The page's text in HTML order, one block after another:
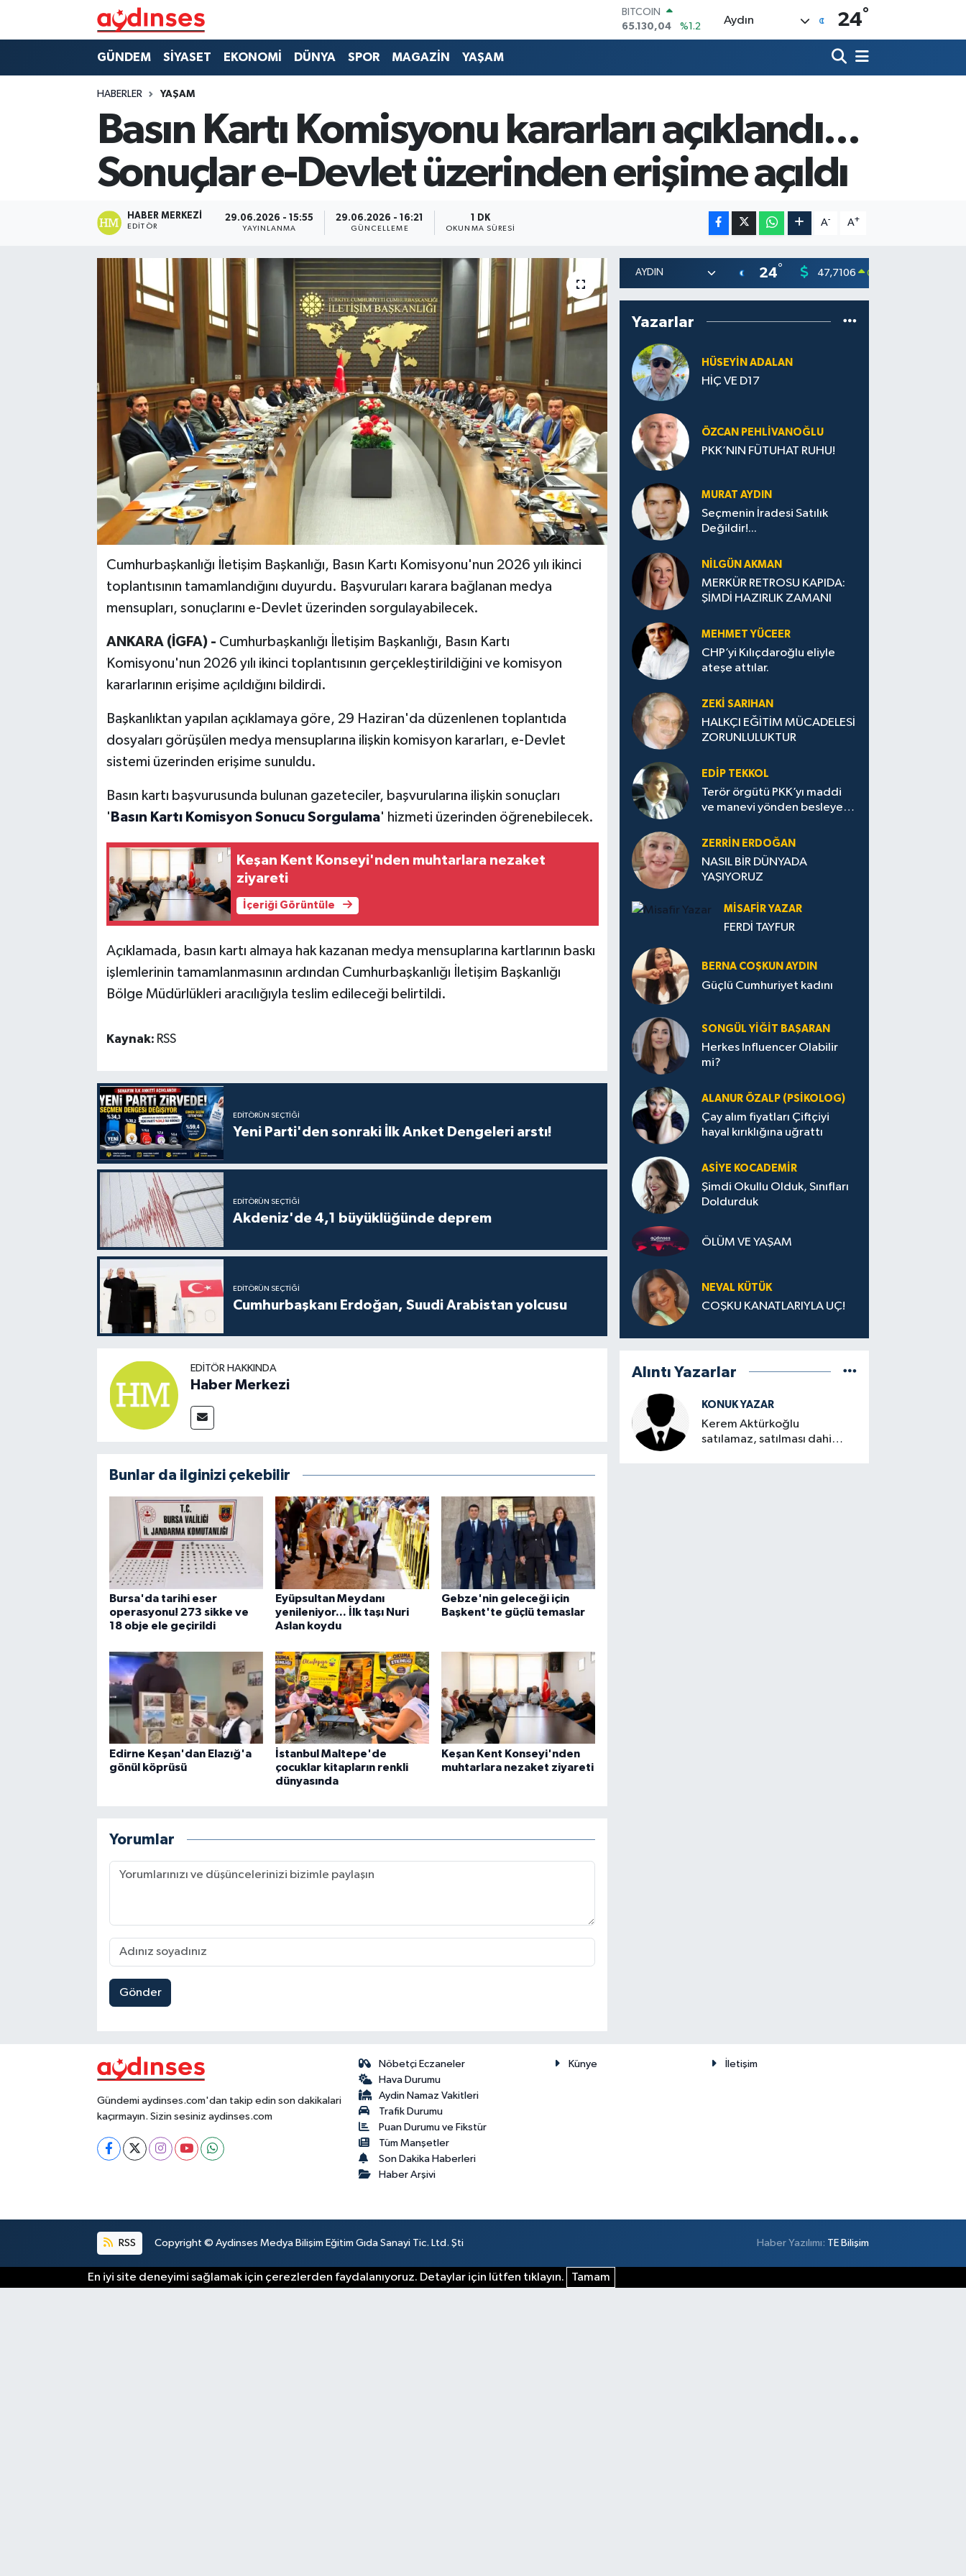
65.130,04
DOLAR
STERLİN
6648.99
%2.59
BİST100
Aydın 24°
GÜNDEM SİYASET EKONOMİ DÜNYA SPOR MAGAZİN YAŞAM
HABERLER YAŞAM
Basın Kartı Komisyonu kararları açıklandı...
Sonuçlar e-Devlet üzerinden erişime açıldı
HABER MERKEZI
EDITÖR
29.06.2026 - 15:55
YAYINLANMA
29.06.2026 - 16:21
GÜNCELLEME
1 DK
OKUNMA SÜRESI
A- A+
Cumhurbaşkanlığı İletişim Başkanlığı, Basın Kartı Komisyonu'nun 2026 yılı ikinci
toplantısının tamamlandığını duyurdu. Başvuruları karara bağlanan medya
mensupları, sonuçlarını e-Devlet üzerinden sorgulayabilecek.
ANKARA (İGFA) - Cumhurbaşkanlığı İletişim Başkanlığı, Basın Kartı
Komisyonu'nun 2026 yılı ikinci toplantısının gerçekleştirildiğini ve komisyon
kararlarının erişime açıldığını bildirdi.
Başkanlıktan yapılan açıklamaya göre, 29 Haziran'da düzenlenen toplantıda
dosyaları görüşülen medya mensuplarına ilişkin komisyon kararları, e-Devlet
sistemi üzerinden erişime sunuldu.
Basın kartı başvurusunda bulunan gazeteciler, başvurularına ilişkin sonuçları
' Basın Kartı Komisyon Sonucu Sorgulama' hizmeti üzerinden öğrenebilecek.
Keşan Kent Konseyi'nden muhtarlara nezaket
ziyareti
İçeriği Görüntüle
Açıklamada, basın kartı almaya hak kazanan medya mensuplarına kartlarının baskı
işlemlerinin tamamlanmasının ardından Cumhurbaşkanlığı İletişim Başkanlığı
Bölge Müdürlükleri aracılığıyla teslim edileceği belirtildi.
Kaynak: RSS
EDITÖRÜN SEÇTIĞI
Yeni Parti'den sonraki İlk Anket Dengeleri arstı!
EDITÖRÜN SEÇTIĞI
Akdeniz'de 4,1 büyüklüğünde deprem
EDITÖRÜN SEÇTIĞI
Cumhurbaşkanı Erdoğan, Suudi Arabistan yolcusu
EDITÖR HAKKINDA
Haber Merkezi
Bunlar da ilginizi çekebilir
Bursa'da tarihi eser
operasyonu! 273 sikke ve
18 obje ele geçirildi
Eyüpsultan Meydanı
yenileniyor... İlk taşı Nuri
Aslan koydu
Gebze'nin geleceği için
Başkent'te güçlü temaslar
Edirne Keşan'dan Elazığ'a
gönül köprüsü
İstanbul Maltepe'de
çocuklar kitapların renkli
dünyasında
Keşan Kent Konseyi'nden
muhtarlara nezaket ziyareti
Yorumlar
Gönder
24° 47,7106 0.17
Yazarlar
HÜSEYIN ADALAN
HİÇ VE D17
ÖZCAN PEHLIVANOĞLU
PKK’NIN FÜTUHAT RUHU!
MURAT AYDIN
Seçmenin İradesi Satılık
Değildir!...
NILGÜN AKMAN
MERKÜR RETROSU KAPIDA:
ŞİMDİ HAZIRLIK ZAMANI
MEHMET YÜCEER
CHP’yi Kılıçdaroğlu eliyle
ateşe attılar.
ZEKI SARIHAN
HALKÇI EĞİTİM MÜCADELESİ
ZORUNLULUKTUR
EDIP TEKKOL
Terör örgütü PKK’yı maddi
ve manevi yönden besleyen
ZERRIN ERDOĞAN
NASIL BİR DÜNYADA
YAŞIYORUZ
MISAFIR YAZAR
FERDİ TAYFUR
BERNA COŞKUN AYDIN
Güçlü Cumhuriyet kadını
SONGÜL YIĞIT BAŞARAN
Herkes Influencer Olabilir
mi?
ALANUR ÖZALP (PSIKOLOG)
Çay alım fiyatları Çiftçiyi
hayal kırıklığına uğrattı
ASIYE KOCADEMİR
Şimdi Okullu Olduk, Sınıfları
Doldurduk
ÖLÜM VE YAŞAM
NEVAL KÜTÜK
COŞKU KANATLARIYLA UÇ!
Alıntı Yazarlar
KONUK YAZAR
Kerem Aktürkoğlu
satılamaz, satılması dahi
Gündemi aydinses.com'dan takip edin son dakikalari
kaçırmayın. Sizin sesiniz aydinses.com
Nöbetçi Eczaneler
Hava Durumu
Aydin Namaz Vakitleri
Trafik Durumu
Puan Durumu ve Fikstür
Tüm Manşetler
Son Dakika Haberleri
Haber Arşivi
Künye İletişim
RSS Copyright © Aydinses Medya Bilişim Eğitim Gıda Sanayi Tic. Ltd. Şti Haber Yazılımı: TE Bilişim
En iyi site deneyimi sağlamak için çerezlerden faydalanıyoruz. Detaylar için lütfen tıklayın. Tamam
Nöbetçi Eczaneler
Hava Durumu
Aydin Namaz Vakitleri
Trafik Durumu
Tüm Manşetler
Son Dakika Haberleri
Haber Arşivi